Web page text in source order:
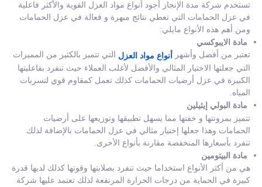
تستخدم شركة مدة الإنجاز أجود أنواع مواد العزل القوية والأكثر فاعلية
في عزل الحمامات التي تعطي نتائج مبهرة و فعالة في عزل الحمامات
ومن أهم هذه الأنواع مايلي:
مادة الايبوكسي
تعتبر من أفضل وأشهر
أنواع مواد العزل التي تتميز بالكثير من المميزات
التي جعلتها الاختيار المثالي والأفضل لأغلب العملاء حيث تنفرد بفاعليتها
الكبيرة في عزل أرضيات الحمامات كذلك تعمل كمقاوم قوي لتسربات
المياه.
مادة البولي إيثيلين
تتميز بمرونتها و خفتها مما يسهل تطبيقها وتوزيعها على أرضيات
الحمامات وهذا جعلها إختيار مثالي في عزل الحمامات بالإضافة لذلك
تنفرد بأسعارها المنخفضة مقارنة بأنواع الأخرى.
مادة البيتومين
هي من أكثر الأنواع استخداما حيث تنفرد بصلابتها وقوتها كذلك لديها قدرة
كبيرة في الحماية من درجات الحرارة المرتفعة لذلك تعتمد عليها شركة